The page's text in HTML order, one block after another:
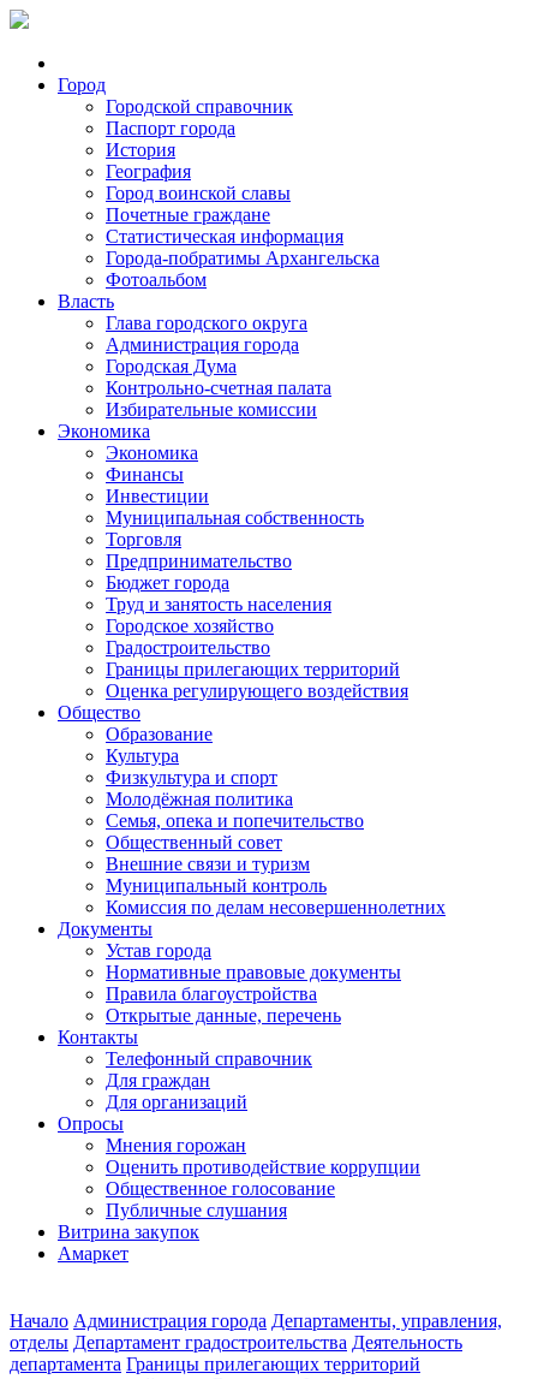
Город
Городской справочник
Паспорт города
История
География
Город воинской славы
Почетные граждане
Статистическая информация
Города-побратимы Архангельска
Фотоальбом
Власть
Глава городского округа
Администрация города
Городская Дума
Контрольно-счетная палата
Избирательные комиссии
Экономика
Экономика
Финансы
Инвестиции
Муниципальная собственность
Торговля
Предпринимательство
Бюджет города
Труд и занятость населения
Городское хозяйство
Градостроительство
Границы прилегающих территорий
Оценка регулирующего воздействия
Общество
Образование
Культура
Физкультура и спорт
Молодёжная политика
Семья, опека и попечительство
Общественный совет
Внешние связи и туризм
Муниципальный контроль
Комиссия по делам несовершеннолетних
Документы
Устав города
Нормативные правовые документы
Правила благоустройства
Открытые данные, перечень
Контакты
Телефонный справочник
Для граждан
Для организаций
Опросы
Мнения горожан
Оценить противодействие коррупции
Общественное голосование
Публичные слушания
Витрина закупок
Амаркет
Начало Администрация города Департаменты, управления,
отделы Департамент градостроительства Деятельность
департамента Границы прилегающих территорий